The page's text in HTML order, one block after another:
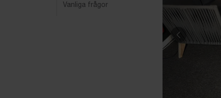
Vanliga frågor
Föregående